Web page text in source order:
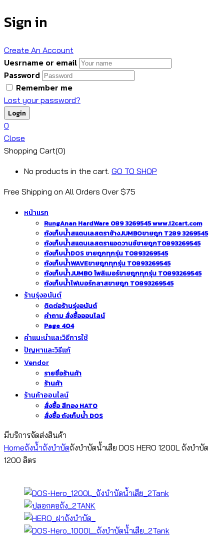
Sign in
Create An Account
Uesrname or email
Password
Remember me
Lost your password?
0
Close
Shopping Cart(0)
No products in the cart. GO TO SHOP
Free Shipping on All Orders Over $75
หน้าแรก
RungAnan HardWare 089 3269545 www.i2cart.com
ถังเก็บน้ำสแตนเลสตราช้างJUMBOขายถูก T289 3269545
ถังเก็บน้ำสแตนเลสตราแอดวานซ์ขายถูกT0893269545
ถังเก็บน้ำDOS ขายถูกทุกรุ่น T0893269545
ถังเก็บน้ำWAVEขายถูกทุกรุ่น T0893269545
ถังเก็บน้ำJUMBO โพลิเมอร์ขายถูกทุกรุ่น T0893269545
ถังเก็บน้ำไฟเบอร์กลาสขายถูก T0893269545
ร้านรุ่งอนันต์
ติดต่อร้านรุ่งอนันต์
คำถาม สั่งซื้อออนไลน์
Page 404
คำแนะนำและวิธีการใช้
ปัญหาและวิธีแก้
Vendor
รายชื่อร้านค้า
ร้านค้า
ร้านค้าออนไลน์
สั่งซื้อ สีทอง HATO
สั่งซื้อ ถังเก็บน้ำ DOS
มีบริการจัดส่งสินค้า
Homeถังน้ำถังบำบัดถังบำบัดน้ำเสีย DOS HERO 1200L ถังบำบัด
1200 ลิตร